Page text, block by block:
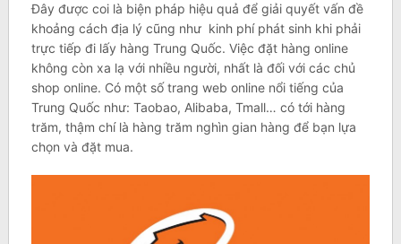
Đây được coi là biện pháp hiệu quả để giải quyết vấn đề
khoảng cách địa lý cũng như kinh phí phát sinh khi phải
trực tiếp đi lấy hàng Trung Quốc. Việc đặt hàng online
không còn xa lạ với nhiều người, nhất là đối với các chủ
shop online. Có một số trang web online nổi tiếng của
Trung Quốc như: Taobao, Alibaba, Tmall… có tới hàng
trăm, thậm chí là hàng trăm nghìn gian hàng để bạn lựa
chọn và đặt mua.